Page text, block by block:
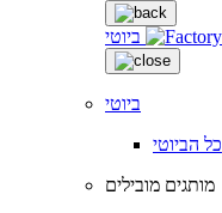
ביוטי
ביוטי
כל הביוטי
מותגים מובילים